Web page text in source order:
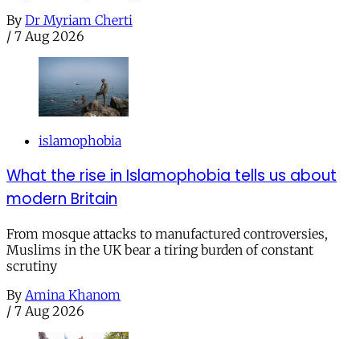
By Dr Myriam Cherti
/ 7 Aug 2026
islamophobia
What the rise in Islamophobia tells us about
modern Britain
From mosque attacks to manufactured controversies,
Muslims in the UK bear a tiring burden of constant
scrutiny
By Amina Khanom
/ 7 Aug 2026